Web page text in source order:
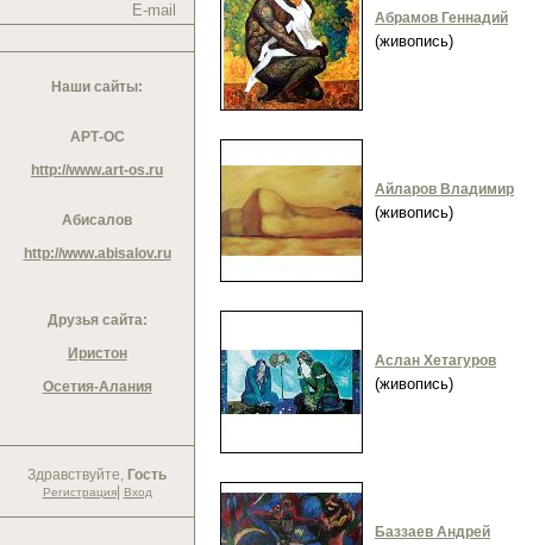
E-mail
Наши сайты:
АРТ-ОС
http://www.art-os.ru
Абисалов
http://www.abisalov.ru
Друзья сайта:
Иристон
Осетия-Алания
Здравствуйте, Гость
Регистрация| Вход
Абрамов Геннадий
(живопись)
Айларов Владимир
(живопись)
Аслан Хетагуров
(живопись)
Баззаев Андрей